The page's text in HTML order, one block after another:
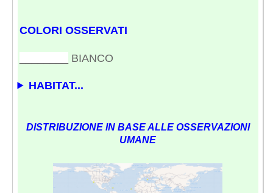
COLORI OSSERVATI
BIANCO
HABITAT...
DISTRIBUZIONE IN BASE ALLE OSSERVAZIONI
UMANE